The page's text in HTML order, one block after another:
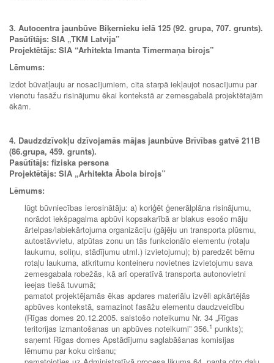
3. Autocentra jaunbūve Biķernieku ielā 125 (92. grupa, 707. grunts).
Pasūtītājs: SIA „TKM Latvija”
Projektētājs: SIA “Arhitekta Imanta Timermaņa birojs”
Lēmums:
izdot būvatļauju ar nosacījumiem, cita starpā iekļaujot nosacījumu par
vienotu fasāžu risinājumu ēkai kontekstā ar zemesgabalā projektētajām
ēkām.
4. Daudzdzīvokļu dzīvojamās mājas jaunbūve Brīvības gatvē 211B
(86.grupa, 459. grunts).
Pasūtītājs: fiziska persona
Projektētājs: SIA „Arhitekta Ābola birojs”
Lēmums:
lūgt būvniecības ierosinātāju: a) koriģēt ģenerālplāna risinājumu,
norādot iekšpagalma apbūvi kopsakarībā ar blakus esošo māju
ārtelpas/labiekārtojuma organizāciju (gājēju un transporta plūsmu,
autostāvvietu, atpūtas zonu un tās funkcionālo elementu (rotaļu
laukumu, soliņu, stādījumu utml.) izvietojumu); b) paredzēt bērnu
rotaļu laukuma, atkritumu konteineru novietnes izvietojumu sava
zemesgabala robežās, kā arī operatīvā transporta autonovietni
ieejas tiešā tuvumā;
pamatot projektējamās ēkas apdares materiālu izvēli apkārtējās
apbūves kontekstā, samazinot fasāžu elementu daudzveidību
(Rīgas domes 20.12.2005. saistošo noteikumu Nr. 34 „Rīgas
teritorijas izmantošanas un apbūves noteikumi” 356.1 punkts);
saņemt Rīgas domes Apstādījumu saglabāšanas komisijas
lēmumu par koku ciršanu;